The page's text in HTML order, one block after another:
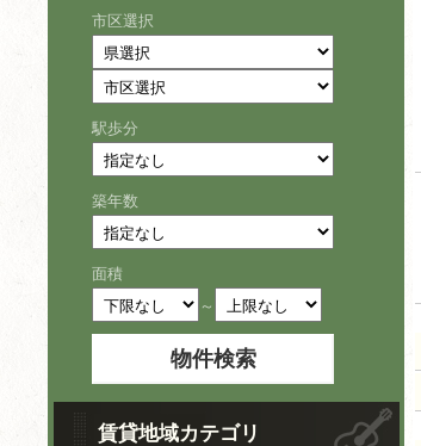
市区選択
駅歩分
築年数
面積
～
賃貸地域カテゴリ